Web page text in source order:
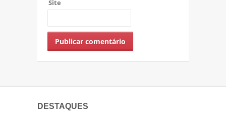
Site
DESTAQUES